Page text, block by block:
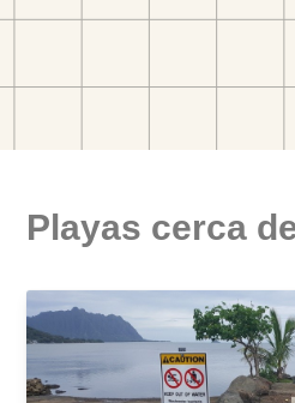
Playas cerca